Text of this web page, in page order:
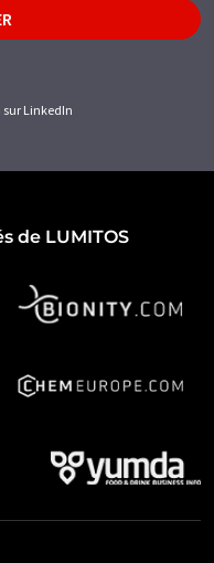
LinkedIn
de LUMITOS